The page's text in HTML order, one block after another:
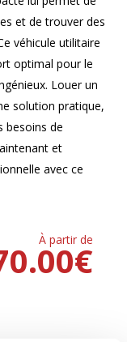
et de trouver des
véhicule utilitaire
optimal pour le
Louer un
solution pratique,
besoins de
et
avec ce
À partir de
€